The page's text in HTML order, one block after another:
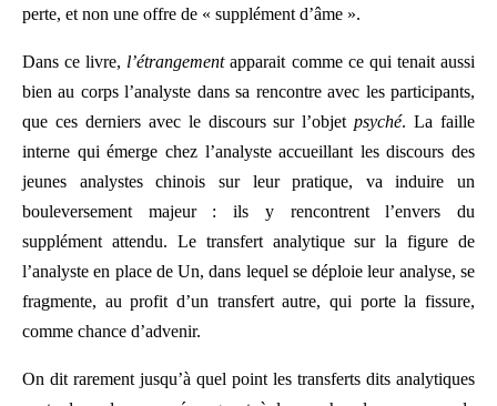
perte, et non une offre de « supplément d’âme ».
Dans ce livre, l’étrangementapparait comme ce qui tenait aussi
bien au corps l’analyste dans sa rencontre avec les participants,
que ces derniers avec le discours sur l’objetpsyché. La faille
interne qui émerge chez l’analyste accueillant les discours des
jeunes analystes chinois sur leur pratique, va induire un
bouleversement majeur : ils y rencontrent l’envers du
supplément attendu. Le transfert analytique sur la figure de
l’analyste en place de Un, dans lequel se déploie leur analyse, se
fragmente, au profit d’un transfert autre, qui porte la fissure,
comme chance d’advenir.
On dit rarement jusqu’à quel point les transferts dits analytiques